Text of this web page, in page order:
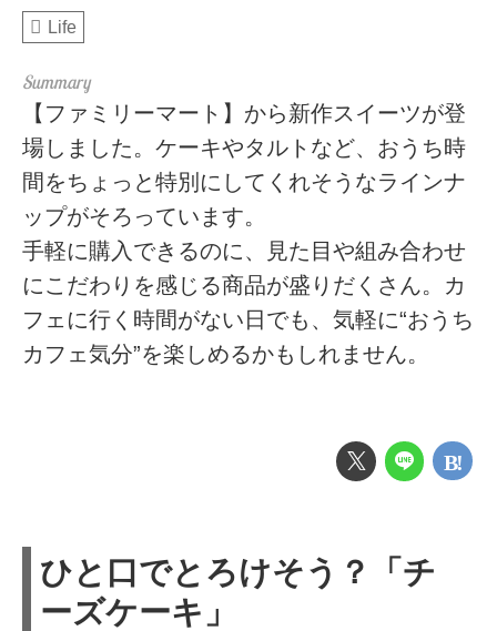
Life
【ファミリーマート】から新作スイーツが登
場しました。ケーキやタルトなど、おうち時
間をちょっと特別にしてくれそうなラインナ
ップがそろっています。
手軽に購入できるのに、見た目や組み合わせ
にこだわりを感じる商品が盛りだくさん。カ
フェに行く時間がない日でも、気軽に“おうち
カフェ気分”を楽しめるかもしれません。
ひと口でとろけそう？「チ
ーズケーキ」